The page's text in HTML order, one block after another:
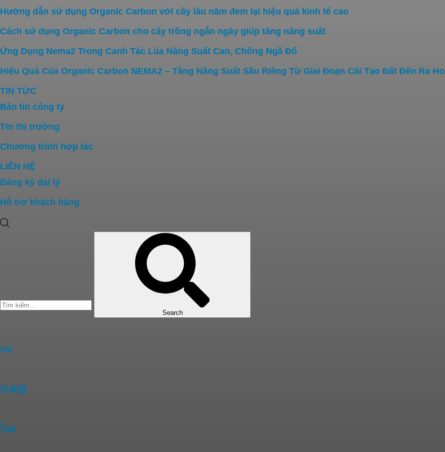
Hướng dẫn sử dụng Organic Carbon với cây lâu năm đem lại hiệu quả kinh tế cao
Cách sử dụng Organic Carbon cho cây trồng ngắn ngày giúp tăng năng suất
Ứng Dụng Nema2 Trong Canh Tác Lúa Năng Suất Cao, Chống Ngã Đổ
Hiệu Quả Của Organic Carbon NEMA2 – Tăng Năng Suất Sầu Riêng Từ Giai Đoạn Cải Tạo Đất Đến Ra
TIN TỨC
Bản tin công ty
Tin thị trường
Chương trình hợp tác
LIÊN HỆ
Đăng ký đại lý
Hỗ trợ khách hàng
Search
VN
日本語
ไทย